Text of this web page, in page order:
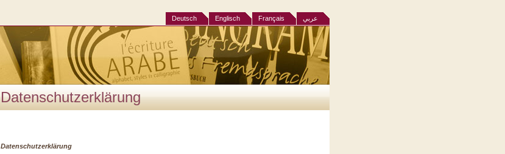
Deutsch Englisch Français عربي
Datenschutzerklärung
Datenschutzerklärung